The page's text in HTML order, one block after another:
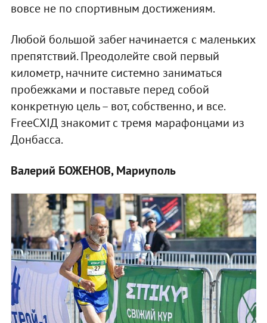
вовсе не по спортивным достижениям.
Любой большой забег начинается с маленьких
препятствий. Преодолейте свой первый
километр, начните системно заниматься
пробежками и поставьте перед собой
конкретную цель – вот, собственно, и все.
FreeСХІД знакомит с тремя марафонцами из
Донбасса.
Валерий БОЖЕНОВ, Мариуполь